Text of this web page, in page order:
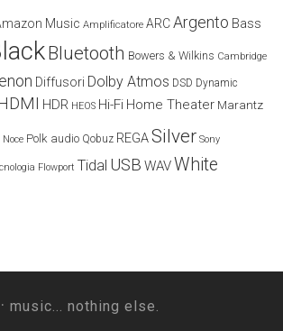
Music Amplificatore ARCArgento Bass
Bluetooth Bowers & Wilkins Cambridge
Diffusori Dolby Atmos DSD Dynamic
HDR HEOS Hi-Fi Home Theater Marantz
Noce Polk audio Qobuz REGASilver Sony
Flowport Tidal USB WAVWhite
music... nothing else.